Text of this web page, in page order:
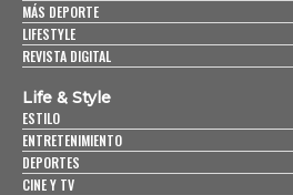
MÁS DEPORTE
LIFESTYLE
REVISTA DIGITAL
Life & Style
ESTILO
ENTRETENIMIENTO
DEPORTES
CINE Y TV